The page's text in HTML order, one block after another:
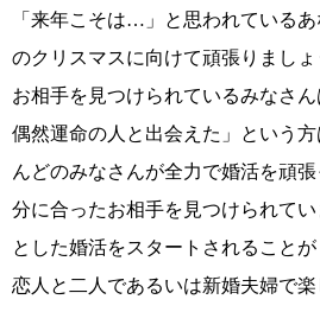
「来年こそは…」と思われている
のクリスマスに向けて頑張りましょ
お相手を見つけられているみなさ
偶然運命の人と出会えた」という
んどのみなさんが全力で婚活を頑
分に合ったお相手を見つけられて
とした婚活をスタートされること
恋人と二人であるいは新婚夫婦で